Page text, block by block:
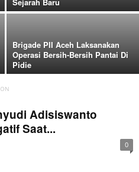
Brigade PII Aceh Laksanakan
Operasi Bersih-Bersih Pantai Di
Pidie
Adisiswanto
Saat...
0